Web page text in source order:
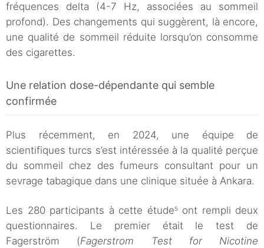
fréquences delta (4-7 Hz, associées au sommeil
profond). Des changements qui suggèrent, là encore,
une qualité de sommeil réduite lorsqu’on consomme
des cigarettes.
Une relation dose-dépendante qui semble
confirmée
Plus récemment, en 2024, une équipe de
scientifiques turcs s’est intéressée à la qualité perçue
du sommeil chez des fumeurs consultant pour un
sevrage tabagique dans une clinique située à Ankara.
Les 280 participants à cette étude5ont rempli deux
questionnaires. Le premier était le test de
Fagerström (Fagerstrom Test for Nicotine